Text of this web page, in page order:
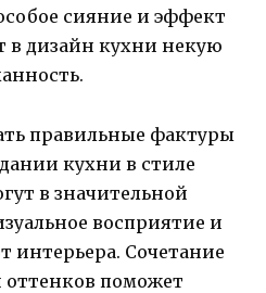
сияние и эффект
в дизайн кухни некую
правильные фактуры
кухни в стиле
в значительной
восприятие и
интерьера. Сочетание
оттенков поможет